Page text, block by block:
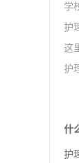
学
护
这
护
什
护